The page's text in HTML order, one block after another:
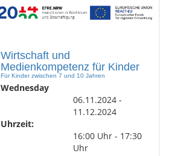
Wirtschaft und
Medienkompetenz für Kinder
Für Kinder zwischen 7 und 10 Jahren
Wednesday
06.11.2024 -
11.12.2024
Uhrzeit:
16:00 Uhr - 17:30
Uhr